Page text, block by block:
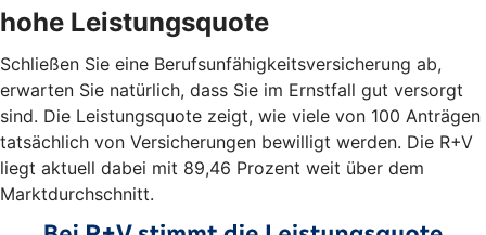
hohe Leistungsquote
Schließen Sie eine Berufsunfähigkeitsversicherung ab,
erwarten Sie natürlich, dass Sie im Ernstfall gut versorgt
sind. Die Leistungsquote zeigt, wie viele von 100 Anträgen
tatsächlich von Versicherungen bewilligt werden. Die R+V
liegt aktuell dabei mit 89,46 Prozent weit über dem
Marktdurchschnitt.